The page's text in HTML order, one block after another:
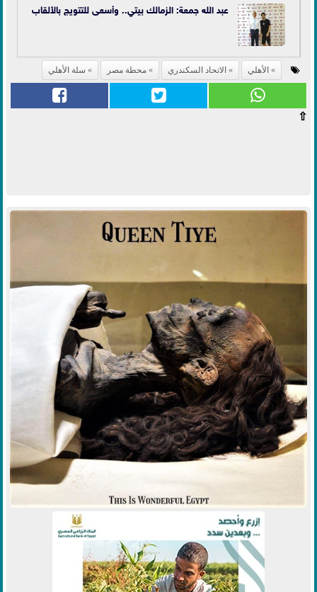
عبد الله جمعة: الزمالك بيتي.. وأسعى للتتويج بالألقاب
الأهلي الاتحاد السكندري محطة مصر سلة الأهلي
⇧